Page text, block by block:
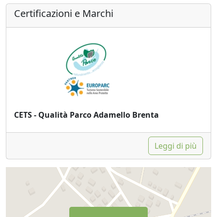
Certificazioni e Marchi
CETS - Qualità Parco Adamello Brenta
Leggi di più